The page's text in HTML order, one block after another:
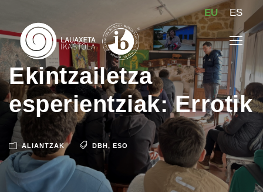
EU ES
Ekintzailetza
esperientziak: Errotik
ALIANTZAK DBH, ESO